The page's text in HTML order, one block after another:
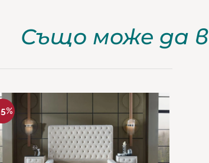
Също може да